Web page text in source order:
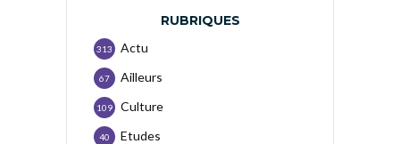
RUBRIQUES
Actu
313
Ailleurs
67
Culture
109
Etudes
40